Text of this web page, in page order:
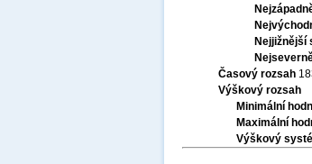
Nejjižnější
Časový rozsah
Výškový rozsah
Minimální
Maximální
Výškový